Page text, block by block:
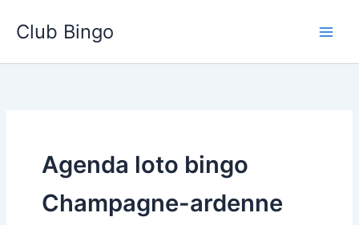
Club Bingo
Agenda loto bingo
Champagne-ardenne